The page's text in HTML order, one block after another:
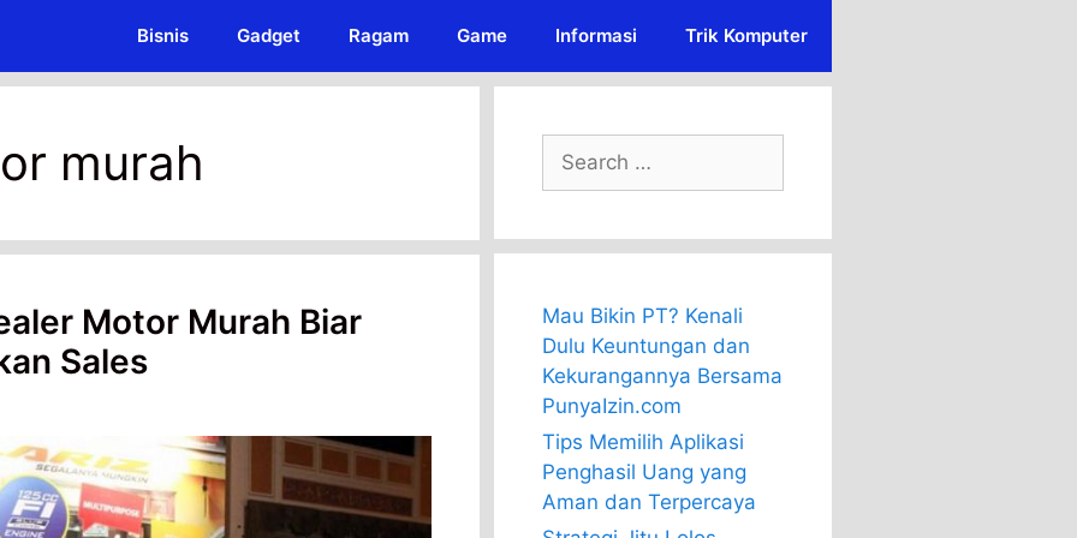
Bisnis Gadget Ragam Game Informasi Trik Komputer
murah
Motor Murah Biar
Sales
Search
for:
Mau Bikin PT? Kenali
Dulu Keuntungan dan
Kekurangannya Bersama
PunyaIzin.com
Tips Memilih Aplikasi
Penghasil Uang yang
Aman dan Terpercaya